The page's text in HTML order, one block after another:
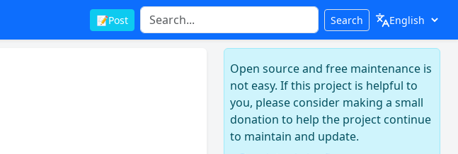
📝Post Search
Open source and free maintenance is
not easy. If this project is helpful to
you, please consider making a small
donation to help the project continue
to maintain and update.